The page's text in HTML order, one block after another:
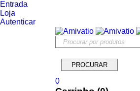
Entrada
Loja
Autenticar
0